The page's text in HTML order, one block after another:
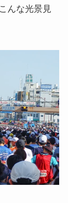
んな光景見